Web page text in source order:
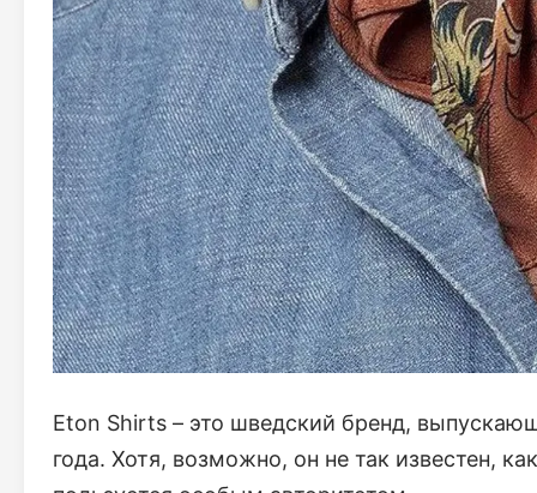
Eton Shirts – это шведский бренд,
года. Хотя, возможно, он не так известен,